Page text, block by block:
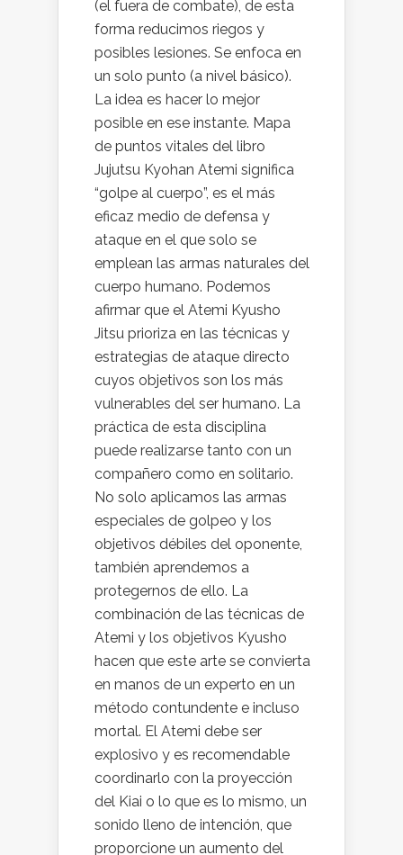
(el fuera de combate), de esta
forma reducimos riegos y
posibles lesiones. Se enfoca en
un solo punto (a nivel básico).
La idea es hacer lo mejor
posible en ese instante. Mapa
de puntos vitales del libro
Jujutsu Kyohan Atemi significa
“golpe al cuerpo”, es el más
eficaz medio de defensa y
ataque en el que solo se
emplean las armas naturales del
cuerpo humano. Podemos
afirmar que el Atemi Kyusho
Jitsu prioriza en las técnicas y
estrategias de ataque directo
cuyos objetivos son los más
vulnerables del ser humano. La
práctica de esta disciplina
puede realizarse tanto con un
compañero como en solitario.
No solo aplicamos las armas
especiales de golpeo y los
objetivos débiles del oponente,
también aprendemos a
protegernos de ello. La
combinación de las técnicas de
Atemi y los objetivos Kyusho
hacen que este arte se convierta
en manos de un experto en un
método contundente e incluso
mortal. El Atemi debe ser
explosivo y es recomendable
coordinarlo con la proyección
del Kiai o lo que es lo mismo, un
sonido lleno de intención, que
proporcione un aumento del